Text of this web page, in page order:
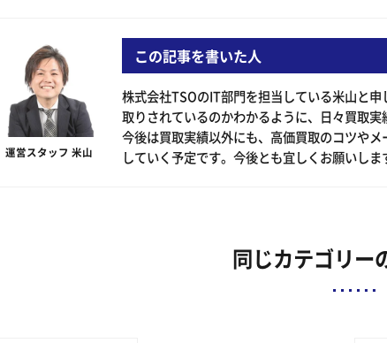
運営スタッフ 米山
この記事を書いた人
株式会社TSOのIT部門を担当している米山と
取りされているのかわかるように、日々買取実
今後は買取実績以外にも、高価買取のコツや
していく予定です。今後とも宜しくお願いしま
同じカテゴリー